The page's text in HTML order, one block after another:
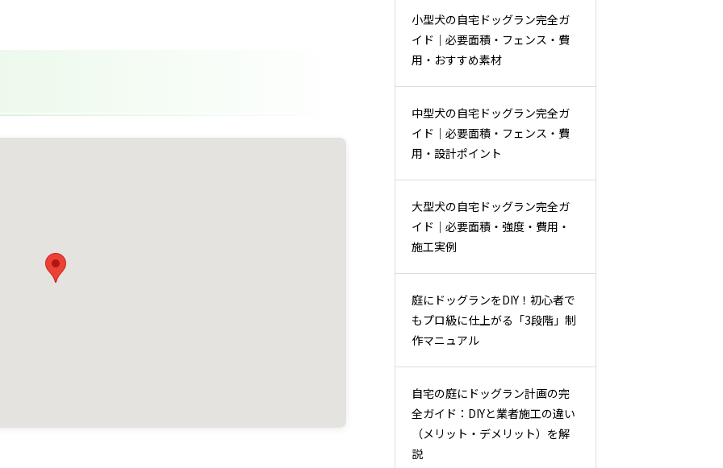
小型犬の自宅ドッグラン完全ガ
イド｜必要面積・フェンス・費
用・おすすめ素材
中型犬の自宅ドッグラン完全ガ
イド｜必要面積・フェンス・費
用・設計ポイント
大型犬の自宅ドッグラン完全ガ
イド｜必要面積・強度・費用・
施工実例
庭にドッグランをDIY！初心者で
もプロ級に仕上がる「3段階」制
作マニュアル
自宅の庭にドッグラン計画の完
全ガイド：DIYと業者施工の違い
（メリット・デメリット）を解
説